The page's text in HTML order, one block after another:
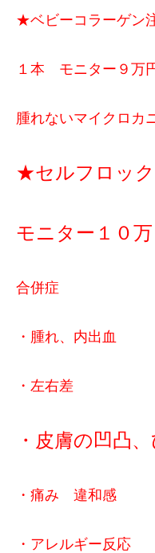
★ベビーコラーゲン
１本 モニター９万
腫れないマイクロカ
★セルフロッ
モニター１０
合併症
・腫れ、内出血
・左右差
・皮膚の凹凸
・痛み 違和感
・アレルギー反応